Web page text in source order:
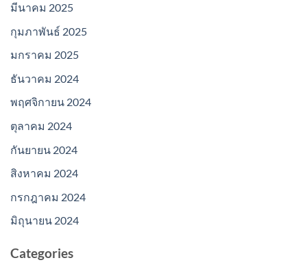
มีนาคม 2025
กุมภาพันธ์ 2025
มกราคม 2025
ธันวาคม 2024
พฤศจิกายน 2024
ตุลาคม 2024
กันยายน 2024
สิงหาคม 2024
กรกฎาคม 2024
มิถุนายน 2024
Categories